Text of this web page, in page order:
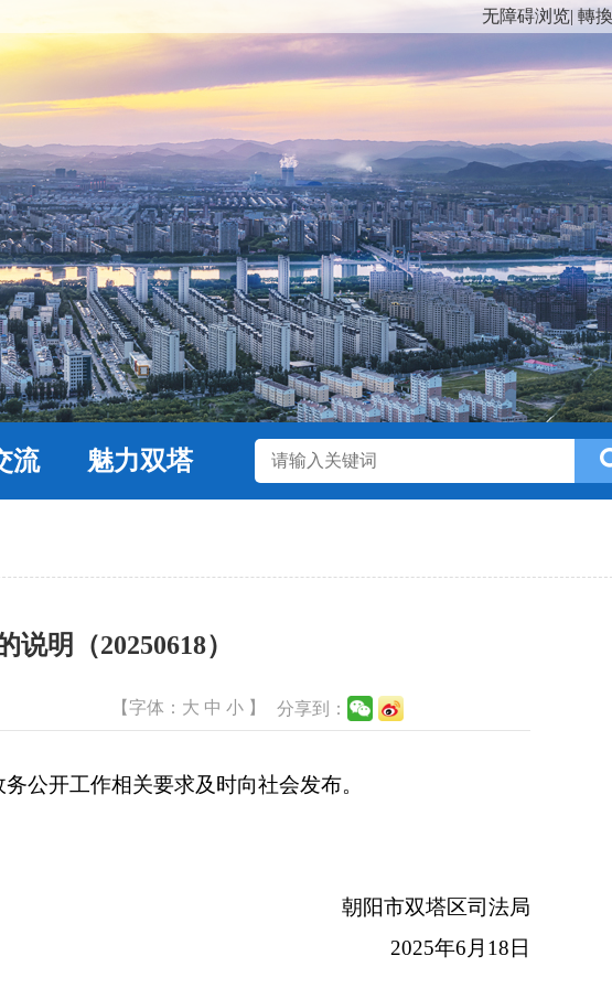
无障碍浏览| 轉
流 魅力双塔
明（20250618）
【字体： 大 中 小 】 分享到：
开工作相关要求及时向社会发布。
朝阳市双塔区司法局
2025年6月18日